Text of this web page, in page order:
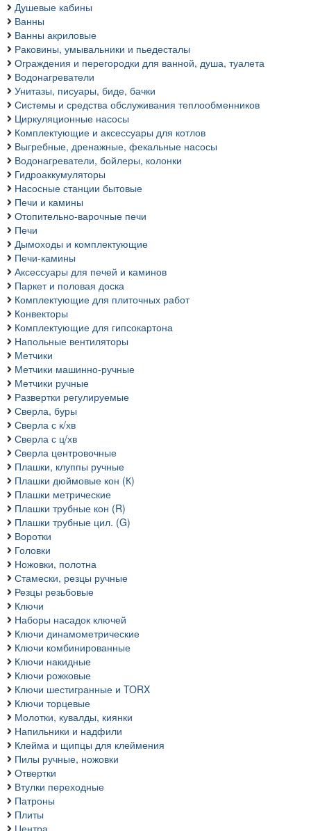
Душевые кабины
Ванны
Ванны акриловые
Раковины, умывальники и пьедесталы
Ограждения и перегородки для ванной, душа, туалета
Водонагреватели
Унитазы, писуары, биде, бачки
Системы и средства обслуживания теплообменников
Циркуляционные насосы
Комплектующие и аксессуары для котлов
Выгребные, дренажные, фекальные насосы
Водонагреватели, бойлеры, колонки
Гидроаккумуляторы
Насосные станции бытовые
Печи и камины
Отопительно-варочные печи
Печи
Дымоходы и комплектующие
Печи-камины
Аксессуары для печей и каминов
Паркет и половая доска
Комплектующие для плиточных работ
Конвекторы
Комплектующие для гипсокартона
Напольные вентиляторы
Метчики
Метчики машинно-ручные
Метчики ручные
Развертки регулируемые
Сверла, буры
Сверла с к/хв
Сверла с ц/хв
Сверла центровочные
Плашки, клуппы ручные
Плашки дюймовые кон (К)
Плашки метрические
Плашки трубные кон (R)
Плашки трубные цил. (G)
Воротки
Головки
Ножовки, полотна
Стамески, резцы ручные
Резцы резьбовые
Ключи
Наборы насадок ключей
Ключи динамометрические
Ключи комбинированные
Ключи накидные
Ключи рожковые
Ключи шестигранные и TORX
Ключи торцевые
Молотки, кувалды, киянки
Напильники и надфили
Клейма и щипцы для клеймения
Пилы ручные, ножовки
Отвертки
Втулки переходные
Патроны
Плиты